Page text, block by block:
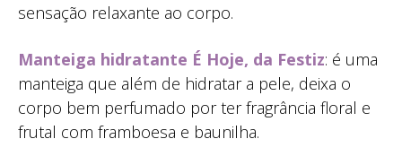
sensação relaxante ao corpo.
Manteiga hidratante É Hoje, da Festiz: é uma
manteiga que além de hidratar a pele, deixa o
corpo bem perfumado por ter fragrância floral e
frutal com framboesa e baunilha.